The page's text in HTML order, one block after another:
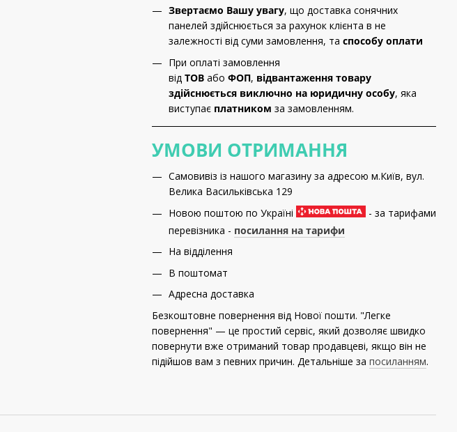
Звертаємо Вашу увагу, що доставка сонячних
панелей здійснюється за рахунок клієнта в не
залежності від суми замовлення, та способу оплати
При оплаті замовлення
від ТОВ або ФОП, відвантаження товару
здійснюється виключно на юридичну особу, яка
виступає платником за замовленням.
УМОВИ ОТРИМАННЯ
Самовивіз із нашого магазину за адресою м.Київ, вул.
Велика Васильківська 129
Новою поштою по Україні
- за тарифами
перевізника - посилання на тарифи
На відділення
В поштомат
Адресна доставка
Безкоштовне повернення від Нової пошти. "Легке
повернення" — це простий сервіс, який дозволяє швидко
повернути вже отриманий товар продавцеві, якщо він не
підійшов вам з певних причин. Детальніше за посиланням.